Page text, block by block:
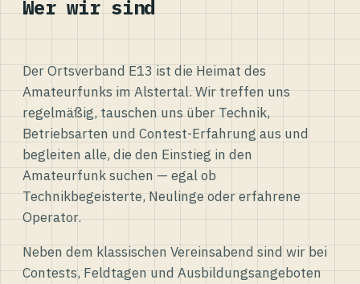
Wer wir sind
Der Ortsverband E13 ist die Heimat des
Amateurfunks im Alstertal. Wir treffen uns
regelmäßig, tauschen uns über Technik,
Betriebsarten und Contest-Erfahrung aus und
begleiten alle, die den Einstieg in den
Amateurfunk suchen — egal ob
Technikbegeisterte, Neulinge oder erfahrene
Operator.
Neben dem klassischen Vereinsabend sind wir bei
Contests, Feldtagen und Ausbildungsangeboten